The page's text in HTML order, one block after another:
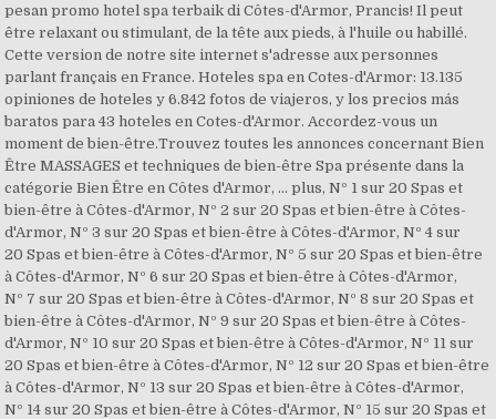
pesan promo hotel spa terbaik di Côtes-d'Armor, Prancis! Il peut
être relaxant ou stimulant, de la tête aux pieds, à l'huile ou habillé.
Cette version de notre site internet s'adresse aux personnes
parlant français en France. Hoteles spa en Cotes-d'Armor: 13.135
opiniones de hoteles y 6.842 fotos de viajeros, y los precios más
baratos para 43 hoteles en Cotes-d'Armor. Accordez-vous un
moment de bien-être.Trouvez toutes les annonces concernant Bien
Être MASSAGES et techniques de bien-être Spa présente dans la
catégorie Bien Être en Côtes d'Armor, … plus, Nº 1 sur 20 Spas et
bien-être à Côtes-d'Armor, Nº 2 sur 20 Spas et bien-être à Côtes-
d'Armor, Nº 3 sur 20 Spas et bien-être à Côtes-d'Armor, Nº 4 sur
20 Spas et bien-être à Côtes-d'Armor, Nº 5 sur 20 Spas et bien-être
à Côtes-d'Armor, Nº 6 sur 20 Spas et bien-être à Côtes-d'Armor,
Nº 7 sur 20 Spas et bien-être à Côtes-d'Armor, Nº 8 sur 20 Spas et
bien-être à Côtes-d'Armor, Nº 9 sur 20 Spas et bien-être à Côtes-
d'Armor, Nº 10 sur 20 Spas et bien-être à Côtes-d'Armor, Nº 11 sur
20 Spas et bien-être à Côtes-d'Armor, Nº 12 sur 20 Spas et bien-être
à Côtes-d'Armor, Nº 13 sur 20 Spas et bien-être à Côtes-d'Armor,
Nº 14 sur 20 Spas et bien-être à Côtes-d'Armor, Nº 15 sur 20 Spas et